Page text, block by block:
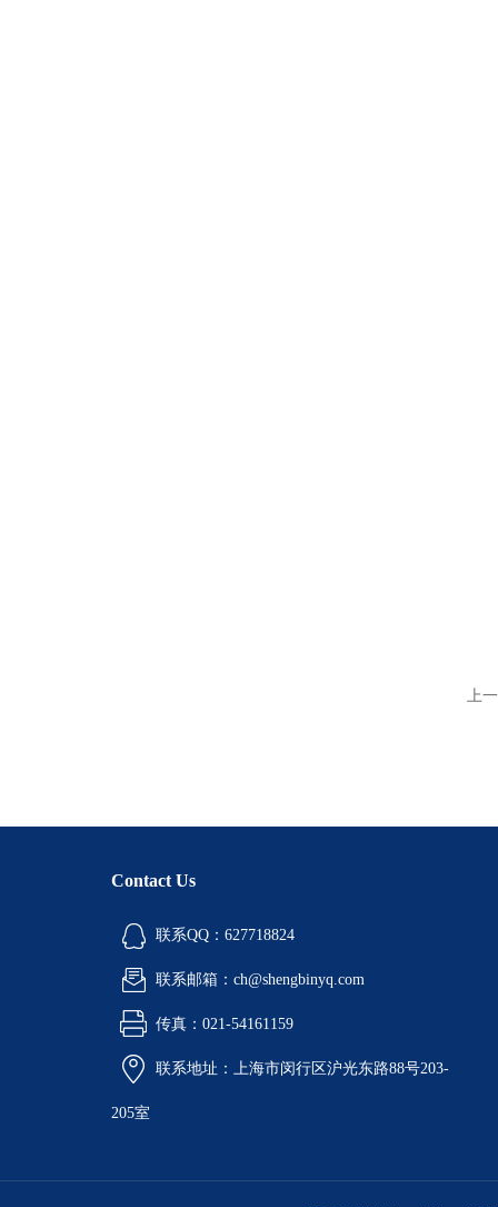
上
Contact Us
联系QQ：627718824
联系邮箱：ch@shengbinyq.com
传真：021-54161159
联系地址：上海市闵行区沪光东路88号203-
205室